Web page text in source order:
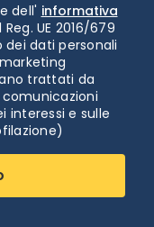
dell' informativa
UE 2016/679
dati personali
trattati da
interessi e sulle